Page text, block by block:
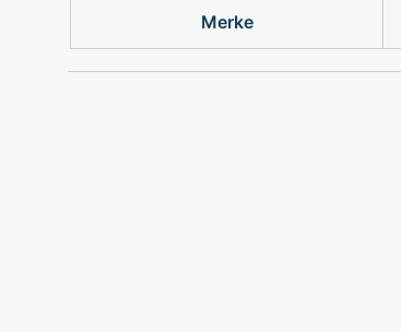
Merke